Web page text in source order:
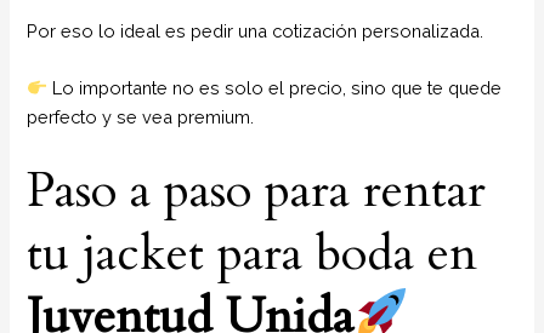
Por eso lo ideal es pedir una cotización personalizada.
Lo importante no es solo el precio, sino que te quede
perfecto y se vea premium.
Paso a paso para rentar
tu jacket para boda en
Juventud Unida